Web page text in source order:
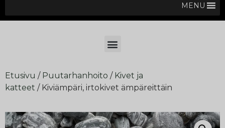
MENU
Etusivu / Puutarhanhoito / Kivet ja
katteet / Kiviämpäri, irtokivet ämpäreittäin